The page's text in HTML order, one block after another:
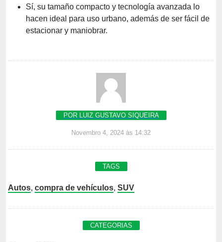
Sí, su tamaño compacto y tecnología avanzada lo
hacen ideal para uso urbano, además de ser fácil de
estacionar y maniobrar.
POR LUIZ GUSTAVO SIQUEIRA
Novembro 4, 2024 às 14:32
TAGS
Autos, compra de vehículos, SUV
CATEGORIAS